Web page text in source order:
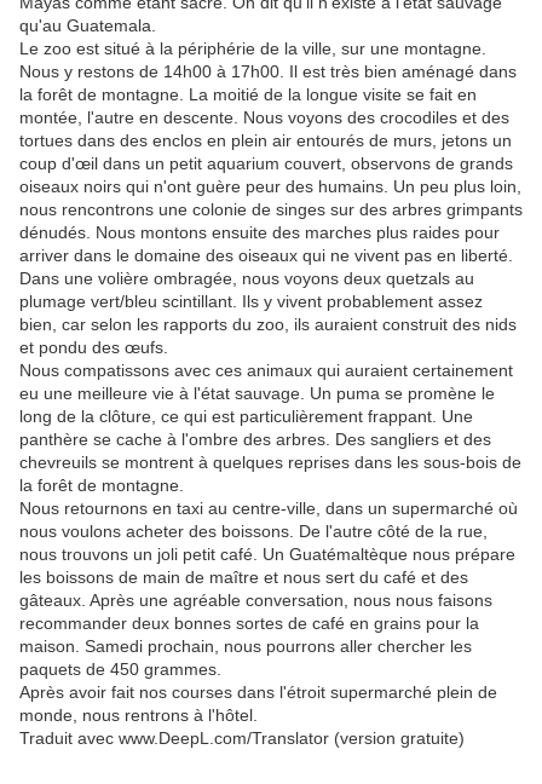
qu'au Guatemala.
Le zoo est situé à la périphérie de la ville, sur une montagne.
Nous y restons de 14h00 à 17h00. Il est très bien aménagé dans
la forêt de montagne. La moitié de la longue visite se fait en
montée, l'autre en descente. Nous voyons des crocodiles et des
tortues dans des enclos en plein air entourés de murs, jetons un
coup d'œil dans un petit aquarium couvert, observons de grands
oiseaux noirs qui n'ont guère peur des humains. Un peu plus loin,
nous rencontrons une colonie de singes sur des arbres grimpants
dénudés. Nous montons ensuite des marches plus raides pour
arriver dans le domaine des oiseaux qui ne vivent pas en liberté.
Dans une volière ombragée, nous voyons deux quetzals au
plumage vert/bleu scintillant. Ils y vivent probablement assez
bien, car selon les rapports du zoo, ils auraient construit des nids
et pondu des œufs.
Nous compatissons avec ces animaux qui auraient certainement
eu une meilleure vie à l'état sauvage. Un puma se promène le
long de la clôture, ce qui est particulièrement frappant. Une
panthère se cache à l'ombre des arbres. Des sangliers et des
chevreuils se montrent à quelques reprises dans les sous-bois de
la forêt de montagne.
Nous retournons en taxi au centre-ville, dans un supermarché où
nous voulons acheter des boissons. De l'autre côté de la rue,
nous trouvons un joli petit café. Un Guatémaltèque nous prépare
les boissons de main de maître et nous sert du café et des
gâteaux. Après une agréable conversation, nous nous faisons
recommander deux bonnes sortes de café en grains pour la
maison. Samedi prochain, nous pourrons aller chercher les
paquets de 450 grammes.
Après avoir fait nos courses dans l'étroit supermarché plein de
monde, nous rentrons à l'hôtel.
Traduit avec www.DeepL.com/Translator (version gratuite)